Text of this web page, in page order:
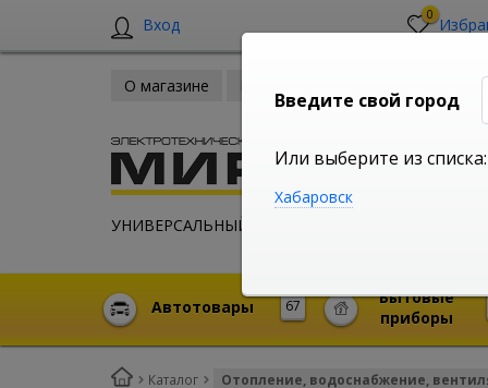
Вход 0
О магазине
УНИВЕРСАЛЬНЫЙ ИНТЕРНЕТ МАГАЗИН
67
Автотовары
Бытовые
приборы
Каталог Отопление, водоснабжение,
Введите свой город
Или выберите из списка:
Хабаровск